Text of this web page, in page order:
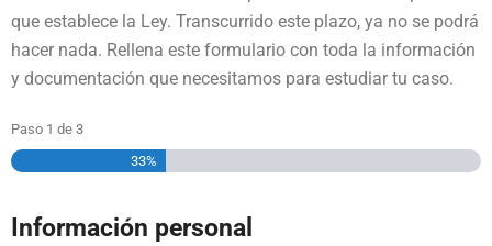
que establece la Ley. Transcurrido este plazo, ya no se podrá
hacer nada. Rellena este formulario con toda la información
y documentación que necesitamos para estudiar tu caso.
Paso 1 de 3
33%
Información personal